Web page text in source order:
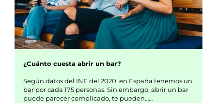
¿Cuánto cuesta abrir un bar?
Según datos del INE del 2020, en España tenemos un
bar por cada 175 personas. Sin embargo, abrir un bar
puede parecer complicado, te pueden……